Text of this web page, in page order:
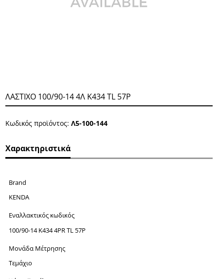
ΛΑΣΤΙΧΟ 100/90-14 4Λ Κ434 TL 57P
Κωδικός προϊόντος:Λ5-100-144
Χαρακτηριστικά
Brand
KENDA
Εναλλακτικός κωδικός
100/90-14 K434 4PR TL 57P
Μονάδα Μέτρησης
Τεμάχιο